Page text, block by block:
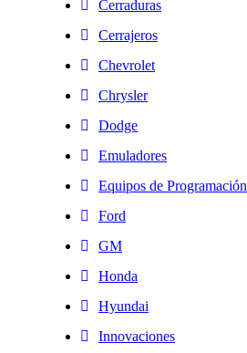
Cerraduras
Cerrajeros
Chevrolet
Chrysler
Dodge
Emuladores
Equipos de Programación
Ford
GM
Honda
Hyundai
Innovaciones